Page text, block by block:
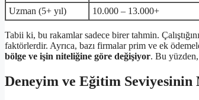
Uzman (5+ yıl)
10.000 – 13.000+
Tabii ki, bu rakamlar sadece birer tahmin.
faktörlerdir. Ayrıca, bazı firmalar prim ve ek
bölge ve işin niteliğine göre değişiyor. Bu
Deneyim ve Eğitim